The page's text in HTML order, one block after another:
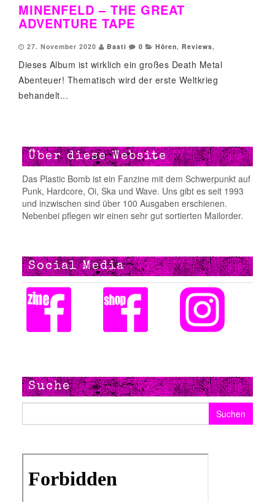
MINENFELD – THE GREAT
ADVENTURE TAPE
27. November 2020 Basti 0 Hören, Reviews,
Dieses Album ist wirklich ein großes Death Metal
Abenteuer! Thematisch wird der erste Weltkrieg
behandelt...
Über diese Website
Das Plastic Bomb ist ein Fanzine mit dem Schwerpunkt auf
Punk, Hardcore, Oi, Ska und Wave. Uns gibt es seit 1993
und inzwischen sind über 100 Ausgaben erschienen.
Nebenbei pflegen wir einen sehr gut sortierten Mailorder.
Social Media
Suche